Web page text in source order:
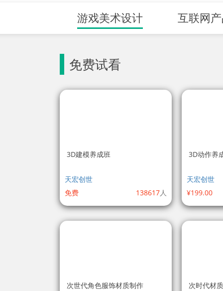
游戏美术设计 互联网
免费试看
3D建模养成班
天宏创世
免费
138617人
3D动作养
天宏创世
¥199.00
次世代角色服饰材质制作 次时代材